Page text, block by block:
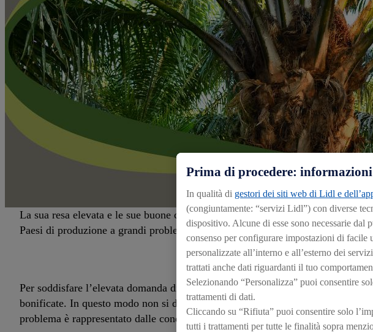
La sua resa elevata e le sue buone caratteristiche di lavorazione fanno
Paesi di produzione a grandi problemi di natura ecologica e sociale.
GRANDI
Per soddisfare l’elevata domanda di olio di palma, il fabbisogno di superfici
bonificate. In questo modo non si distruggono solo preziosi habitat di
problema è rappresentato dalle condizioni di vita e di lavoro nei palmeti,
Prima di procedere:
In qualità di gestori dei siti web di Lidl e
(congiuntamente: “servizi Lidl”) con diverse
dispositivo. Alcune di esse sono necessarie
consenso per configurare impostazioni di facile
personalizzate all’interno e all’esterno dei
trattati anche dati riguardanti il tuo
Selezionando “Personalizza” puoi consentire
trattamenti di dati.
Cliccando su “Rifiuta” puoi consentire solo
tutti i trattamenti per tutte le finalità sopra